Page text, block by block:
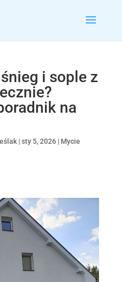
i sople z
na
|sty 5, 2026| Mycie